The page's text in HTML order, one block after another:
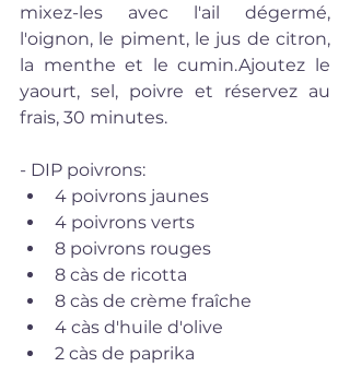
mixez-les avec l'ail dégermé,
l'oignon, le piment, le jus de citron,
la menthe et le cumin.​Ajoutez le
yaourt, sel, poivre et réservez au
frais, 30 minutes.
- DIP poivrons:
4 poivrons jaunes
4 poivrons verts
8 poivrons rouges
8 càs de ricotta
8 càs de crème fraîche
4 càs d'huile d'olive
2 càs de paprika